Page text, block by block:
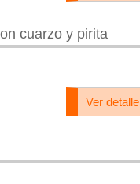
cuarzo y pirita
Ver detalle